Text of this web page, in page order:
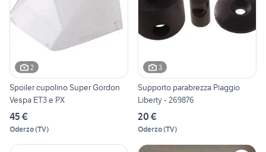
2
Spoiler cupolino Super Gordon
Vespa ET3 e PX
45 €
Oderzo(TV)
3
Supporto parabrezza Piaggio
Liberty - 269876
20 €
Oderzo(TV)